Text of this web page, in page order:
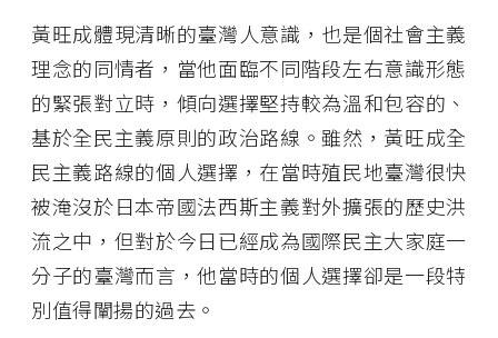
黃旺成體現清晰的臺灣人意識，也是個社會主義
理念的同情者，當他面臨不同階段左右意識形態
的緊張對立時，傾向選擇堅持較為溫和包容的、
基於全民主義原則的政治路線。雖然，黃旺成全
民主義路線的個人選擇，在當時殖民地臺灣很快
被淹沒於日本帝國法西斯主義對外擴張的歷史洪
流之中，但對於今日已經成為國際民主大家庭一
分子的臺灣而言，他當時的個人選擇卻是一段特
別值得闡揚的過去。